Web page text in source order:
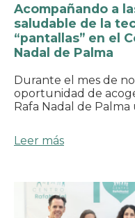
Acompañando a
saludable de la
“pantallas” en el
Nadal de Palma
Durante el mes de
oportunidad de
Rafa Nadal de Palma
Leer más